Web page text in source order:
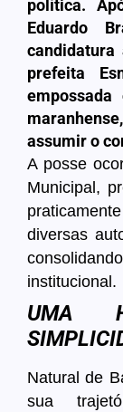
política.
Eduardo
candidatura
prefeita
assumir o
A posse
Municipal,
diversas
institucional.
UMA
Natural de
sua